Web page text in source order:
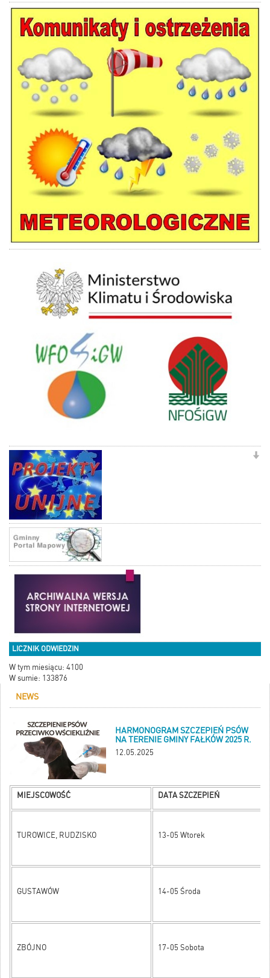
LICZNIK ODWIEDZIN
W tym miesiącu: 4100
W sumie: 133876
NEWS
HARMONOGRAM SZCZEPIEŃ PSÓW
NA TERENIE GMINY FAŁKÓW 2025 R.
12.05.2025
MIEJSCOWOŚĆ DATA SZCZEPIEŃ
TUROWICE, RUDZISKO 13-05 Wtorek
GUSTAWÓW 14-05 Środa
ZBÓJNO 17-05 Sobota